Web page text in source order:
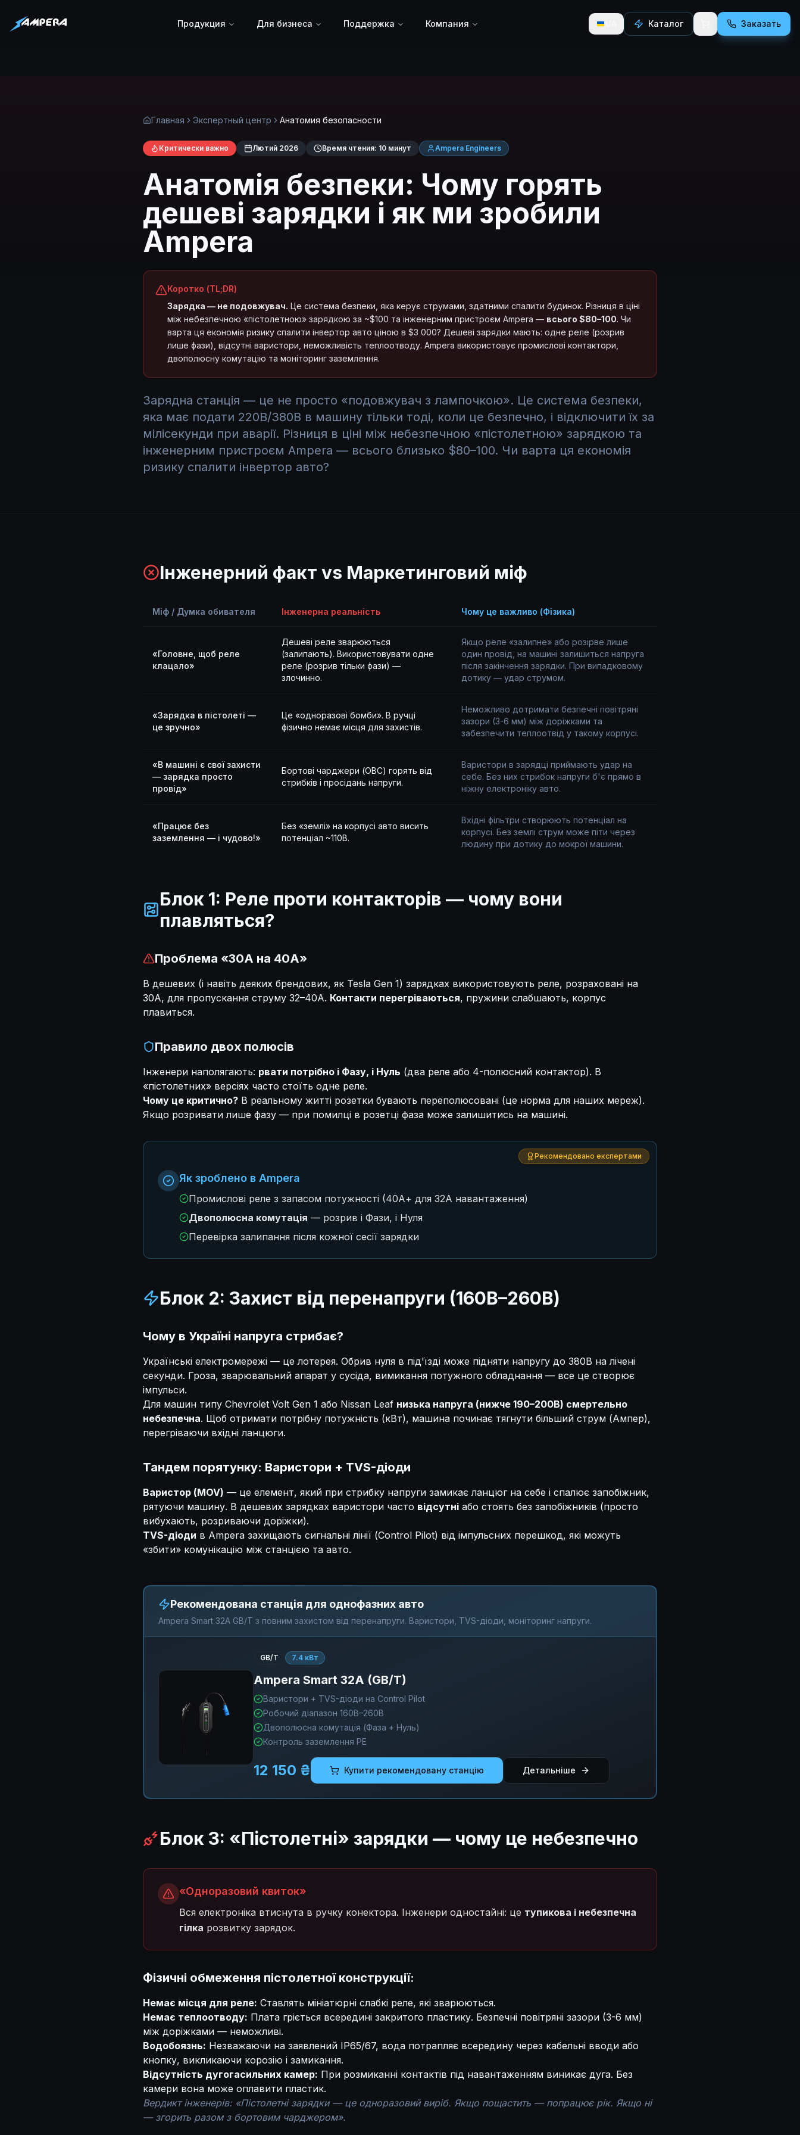
Продукция Для бизнеса Поддержка Компания Каталог Заказать
Главная Экспертный центр Анатомия безопасности
Критически важно Лютий 2026 Время чтения: 10 минут Ampera Engineers
Анатомія безпеки: Чому горять
дешеві зарядки і як ми зробили
Ampera
Коротко (TL;DR)
Зарядка — не подовжувач. Це система безпеки, яка керує струмами, здатними спалити будинок. Різниця в ціні
між небезпечною «пістолетною» зарядкою за ~$100 та інженерним пристроєм Ampera — всього $80–100. Чи
варта ця економія ризику спалити інвертор авто ціною в $3 000? Дешеві зарядки мають: одне реле (розрив
лише фази), відсутні варистори, неможливість теплоотводу. Ampera використовує промислові контактори,
двополюсну комутацію та моніторинг заземлення.
Зарядна станція — це не просто «подовжувач з лампочкою». Це система безпеки,
яка має подати 220В/380В в машину тільки тоді, коли це безпечно, і відключити їх за
мілісекунди при аварії. Різниця в ціні між небезпечною «пістолетною» зарядкою та
інженерним пристроєм Ampera — всього близько $80–100. Чи варта ця економія
ризику спалити інвертор авто?
Інженерний факт vs Маркетинговий міф
Міф / Думка обивателя Інженерна реальність Чому це важливо (Фізика)
«Головне, щоб реле
клацало»
Дешеві реле зварюються
(залипають). Використовувати одне
реле (розрив тільки фази) —
злочинно.
Якщо реле «залипне» або розірве лише
один провід, на машині залишиться напруга
після закінчення зарядки. При випадковому
дотику — удар струмом.
«Зарядка в пістолеті —
це зручно»
Це «одноразові бомби». В ручці
фізично немає місця для захистів.
Неможливо дотримати безпечні повітряні
зазори (3-6 мм) між доріжками та
забезпечити теплоотвід у такому корпусі.
«В машині є свої захисти
— зарядка просто
провід»
Бортові чарджери (OBC) горять від
стрибків і просідань напруги.
Варистори в зарядці приймають удар на
себе. Без них стрибок напруги б'є прямо в
ніжну електроніку авто.
«Працює без
заземлення — і чудово!»
Без «землі» на корпусі авто висить
потенціал ~110В.
Вхідні фільтри створюють потенціал на
корпусі. Без землі струм може піти через
людину при дотику до мокрої машини.
Блок 1: Реле проти контакторів — чому вони
плавляться?
Проблема «30А на 40А»
В дешевих (і навіть деяких брендових, як Tesla Gen 1) зарядках використовують реле, розраховані на
30А, для пропускання струму 32–40А. Контакти перегріваються, пружини слабшають, корпус
плавиться.
Правило двох полюсів
Інженери наполягають: рвати потрібно і Фазу, і Нуль (два реле або 4-полюсний контактор). В
«пістолетних» версіях часто стоїть одне реле.
Чому це критично? В реальному житті розетки бувають переполюсовані (це норма для наших мереж).
Якщо розривати лише фазу — при помилці в розетці фаза може залишитись на машині.
Рекомендовано експертами
Як зроблено в Ampera
Промислові реле з запасом потужності (40А+ для 32А навантаження)
Двополюсна комутація — розрив і Фази, і Нуля
Перевірка залипання після кожної сесії зарядки
Блок 2: Захист від перенапруги (160В–260В)
Чому в Україні напруга стрибає?
Українські електромережі — це лотерея. Обрив нуля в під'їзді може підняти напругу до 380В на лічені
секунди. Гроза, зварювальний апарат у сусіда, вимикання потужного обладнання — все це створює
імпульси.
Для машин типу Chevrolet Volt Gen 1 або Nissan Leaf низька напруга (нижче 190–200В) смертельно
небезпечна. Щоб отримати потрібну потужність (кВт), машина починає тягнути більший струм (Ампер),
перегріваючи вхідні ланцюги.
Тандем порятунку: Варистори + TVS-діоди
Варистор (MOV) — це елемент, який при стрибку напруги замикає ланцюг на себе і спалює запобіжник,
рятуючи машину. В дешевих зарядках варистори часто відсутні або стоять без запобіжників (просто
вибухають, розриваючи доріжки).
TVS-діоди в Ampera захищають сигнальні лінії (Control Pilot) від імпульсних перешкод, які можуть
«збити» комунікацію між станцією та авто.
Рекомендована станція для однофазних авто
Ampera Smart 32A GB/T з повним захистом від перенапруги. Варистори, TVS-діоди, моніторинг напруги.
GB/T 7.4 кВт
Ampera Smart 32A (GB/T)
Варистори + TVS-діоди на Control Pilot
Робочий діапазон 160В–260В
Двополюсна комутація (Фаза + Нуль)
Контроль заземлення PE
12 150 ₴ Купити рекомендовану станцію Детальніше
Блок 3: «Пістолетні» зарядки — чому це небезпечно
«Одноразовий квиток»
Вся електроніка втиснута в ручку конектора. Інженери одностайні: це тупикова і небезпечна
гілка розвитку зарядок.
Фізичні обмеження пістолетної конструкції:
Немає місця для реле: Ставлять мініатюрні слабкі реле, які зварюються.
Немає теплоотводу: Плата гріється всередині закритого пластику. Безпечні повітряні зазори (3-6 мм)
між доріжками — неможливі.
Водобоязнь: Незважаючи на заявлений IP65/67, вода потрапляє всередину через кабельні вводи або
кнопку, викликаючи корозію і замикання.
Відсутність дугогасильних камер: При розмиканні контактів під навантаженням виникає дуга. Без
камери вона може оплавити пластик.
Вердикт інженерів: «Пістолетні зарядки — це одноразовий виріб. Якщо пощастить — попрацює рік. Якщо ні
— згорить разом з бортовим чарджером».